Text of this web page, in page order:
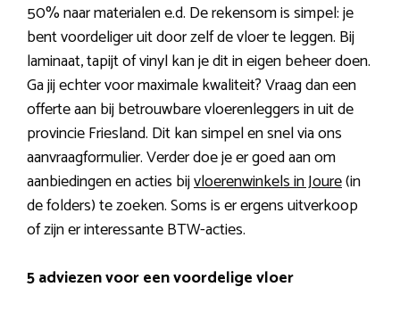
50% naar materialen e.d. De rekensom is simpel: je
bent voordeliger uit door zelf de vloer te leggen. Bij
laminaat, tapijt of vinyl kan je dit in eigen beheer doen.
Ga jij echter voor maximale kwaliteit? Vraag dan een
offerte aan bij betrouwbare vloerenleggers in uit de
provincie Friesland. Dit kan simpel en snel via ons
aanvraagformulier. Verder doe je er goed aan om
aanbiedingen en acties bijvloerenwinkels in Joure(in
de folders) te zoeken. Soms is er ergens uitverkoop
of zijn er interessante BTW-acties.
5 adviezen voor een voordelige vloer